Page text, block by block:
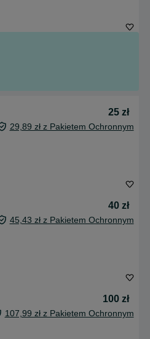
25 zł
29,89 zł z Pakietem Ochronnym
40 zł
45,43 zł z Pakietem Ochronnym
100 zł
107,99 zł z Pakietem Ochronnym